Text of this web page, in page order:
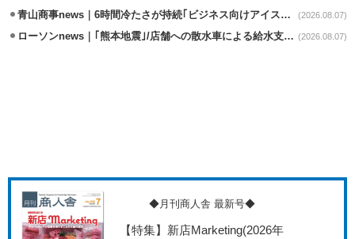
青山商事news｜6時間冷たさが持続｢ビジネス向けアイスベスト｣発売 (2026.08.07)
ローソンnews｜｢熊本地震｣/店舗への散水車による給水支援を開始 (2026.08.07)
◆月刊商人舎 最新号◆
【特集】新店Marketing(2026年